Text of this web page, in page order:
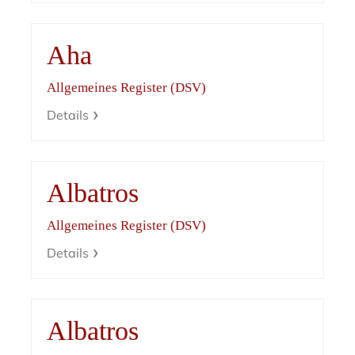
Aha
Allgemeines Register (DSV)
Details
Albatros
Allgemeines Register (DSV)
Details
Albatros